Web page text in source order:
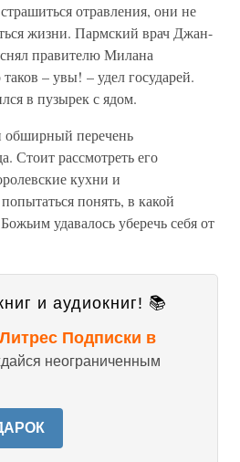
отравления, они не
жизни. Пармский врач Джан-
правителю Милана
– увы! – удел государей.
в пузырек с ядом.
перечень
Стоит рассмотреть его
кухни и
понять, в какой
удавалось уберечь себя от
и аудиокниг! 📚
Подписки в
неограниченным